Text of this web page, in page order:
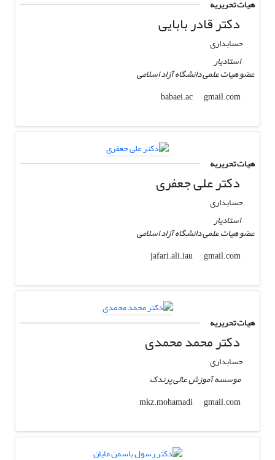
هیات تحریریه
دکتر قادر بابایی
حسابداری
استادیار
عضو هیات علمی دانشگاه آزاد اسلامی
babaei.ac
gmail.com
هیات تحریریه
دکتر علی جعفری
حسابداری
استادیار
عضو هیات علمی دانشگاه آزاد اسلامی
jafari.ali.iau
gmail.com
هیات تحریریه
دکتر محمد محمدی
حسابداری
موسسه آموزش عالی پرندک
mkz.mohamadi
gmail.com